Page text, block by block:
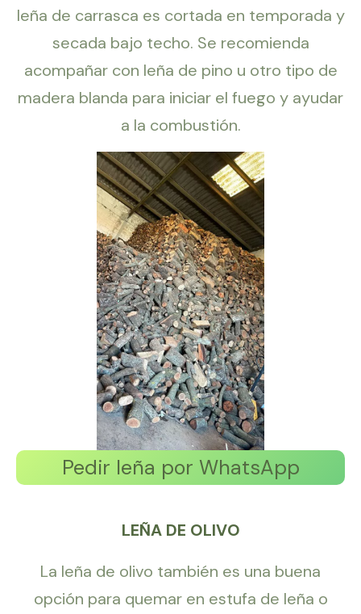
leña de carrasca es cortada en temporada y
secada bajo techo. Se recomienda
acompañar con leña de pino u otro tipo de
madera blanda para iniciar el fuego y ayudar
a la combustión.
Pedir leña por WhatsApp
LEÑA DE OLIVO
La leña de olivo también es una buena
opción para quemar en estufa de leña o